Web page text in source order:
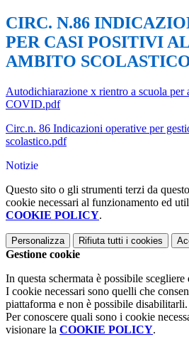
CIRC. N.86
PER CASI POSITIVI
AMBITO
Autodichiarazione x rientro a scuola per
COVID.pdf
Circ.n. 86 Indicazioni operative per
scolastico.pdf
Notizie
Questo sito o gli strumenti terzi da
cookie necessari al funzionamento ed
COOKIE POLICY.
Personalizza Rifiuta tutti i cookies
Gestione cookie
In questa schermata è possibile
I cookie necessari sono quelli che
piattaforma e non è possibile disabilitarli.
Per conoscere quali sono i cookie
visionare la COOKIE POLICY.